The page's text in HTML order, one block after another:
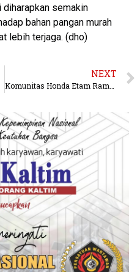
diharapkan semakin
bahan pangan murah
lebih terjaga. (dho)
NEXT